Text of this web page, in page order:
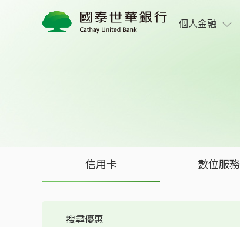
個人金融
信用卡 數位服務
搜尋優惠